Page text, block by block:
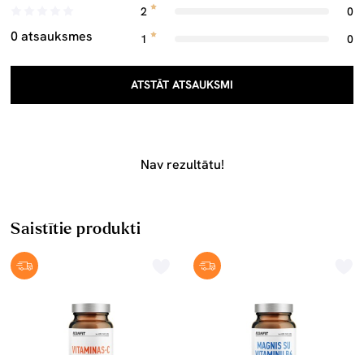
0 atsauksmes
2
0
1
0
ATSTĀT ATSAUKSMI
Nav rezultātu!
Saistītie produkti